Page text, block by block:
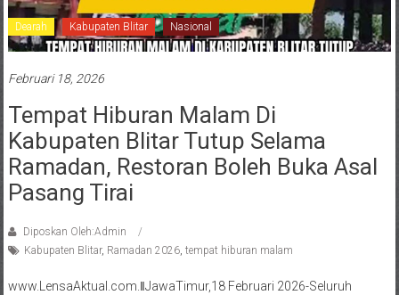
Dearah Kabupaten Blitar Nasional
Februari 18, 2026
Tempat Hiburan Malam Di
Kabupaten Blitar Tutup Selama
Ramadan, Restoran Boleh Buka Asal
Pasang Tirai
Diposkan Oleh:Admin
Kabupaten Blitar, Ramadan 2026, tempat hiburan malam
www.LensaAktual.com.ǁJawaTimur,18 Februari 2026-Seluruh